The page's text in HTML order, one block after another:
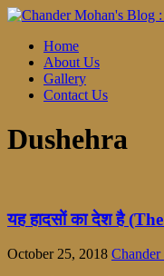
Home
About Us
Gallery
Contact Us
Dushehra
यह हादसों का देश है
October 25, 2018